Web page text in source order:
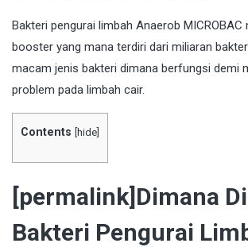
Bakteri pengurai limbah Anaerob MICROBAC
booster yang mana terdiri dari miliaran
macam jenis bakteri dimana berfungsi demi
problem pada limbah cair.
Contents hide
[permalink]Dimana
Bakteri Pengurai